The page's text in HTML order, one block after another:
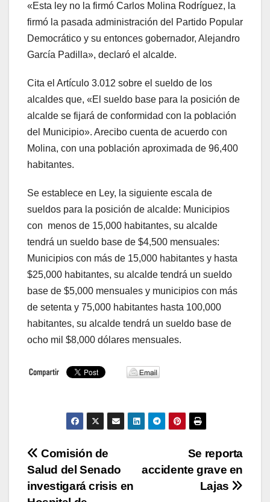
«Esta ley no la firmó Carlos Molina Rodríguez, la
firmó la pasada administración del Partido Popular
Democrático y su entonces gobernador, Alejandro
García Padilla», declaró el alcalde.
Cita el Artículo 3.012 sobre el sueldo de los
alcaldes que, «El sueldo base para la posición de
alcalde se fijará de conformidad con la población
del Municipio». Arecibo cuenta de acuerdo con
Molina, con una población aproximada de 96,400
habitantes.
Se establece en Ley, la siguiente escala de
sueldos para la posición de alcalde: Municipios
con menos de 15,000 habitantes, su alcalde
tendrá un sueldo base de $4,500 mensuales:
Municipios con más de 15,000 habitantes y hasta
$25,000 habitantes, su alcalde tendrá un sueldo
base de $5,000 mensuales y municipios con más
de setenta y 75,000 habitantes hasta 100,000
habitantes, su alcalde tendrá un sueldo base de
ocho mil $8,000 dólares mensuales.
Navegación
de
Se reporta
accidente grave en
Lajas
Comisión de
Salud del Senado
investigará crisis en